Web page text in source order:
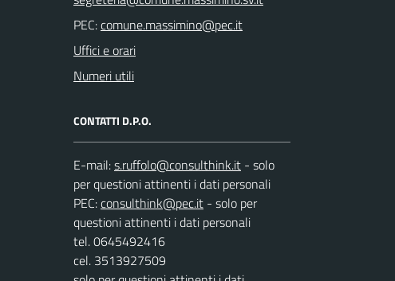
PEC:
Uffici e orari
Numeri utili
CONTATTI D.P.O.
E-mail:
- solo
per questioni attinenti i dati personali
PEC:
- solo per
questioni attinenti i dati personali
tel. 0645492416
cel. 3513927509